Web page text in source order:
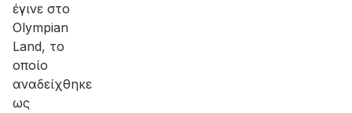
έγινε στο
Olympian
Land, το
οποίο
αναδείχθηκε
ως